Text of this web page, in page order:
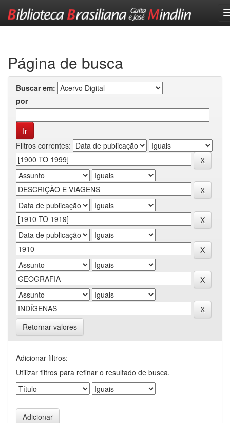
Página de busca
Buscar em:
por
Filtros correntes:
Retornar valores
Adicionar filtros:
Utilizar filtros para refinar o resultado de busca.